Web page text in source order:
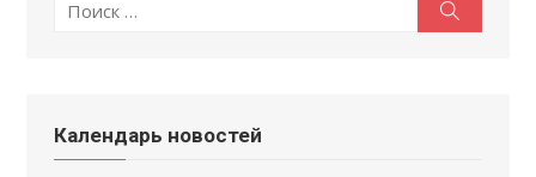
по:
Календарь новостей